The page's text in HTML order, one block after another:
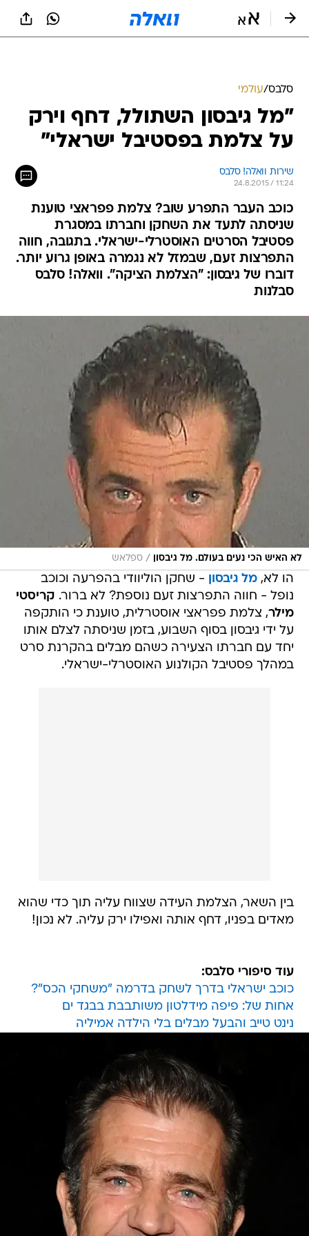
סלבס/עולמי
"מל גיבסון השתולל, דחף וירק
על צלמת בפסטיבל ישראלי"
שירות וואלה! סלבס
24.8.2015 / 11:24
כוכב העבר התפרע שוב? צלמת פפראצי טוענת
שניסתה לתעד את השחקן וחברתו במסגרת
פסטיבל הסרטים האוסטרלי-ישראלי. בתגובה, חווה
התפרצות זעם, שבמזל לא נגמרה באופן גרוע יותר.
דוברו של גיבסון: "הצלמת הציקה". וואלה! סלבס
סבלנות
לא האיש הכי נעים בעולם. מל גיבסון / ספלאש
הו לא,מל גיבסון - שחקן הוליוודי בהפרעה וכוכב
נופל - חווה התפרצות זעם נוספת? לא ברור. קריסטי
מילר, צלמת פפראצי אוסטרלית, טוענת כי הותקפה
על ידי גיבסון בסוף השבוע, בזמן שניסתה לצלם אותו
יחד עם חברתו הצעירה כשהם מבלים בהקרנת סרט
במהלך פסטיבל הקולנוע האוסטרלי-ישראלי.
בין השאר, הצלמת העידה שצווח עליה תוך כדי שהוא
מאדים בפניו, דחף אותה ואפילו ירק עליה. לא נכון!
עוד סיפורי סלבס:
כוכב ישראלי בדרך לשחק בדרמה "משחקי הכס"?
אחות של: פיפה מידלטון משותבבת בבגד ים
נינט טייב והבעל מבלים בלי הילדה אמיליה